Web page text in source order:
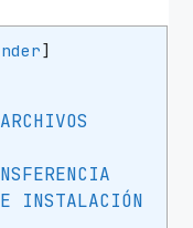
]
INSTALACIÓN